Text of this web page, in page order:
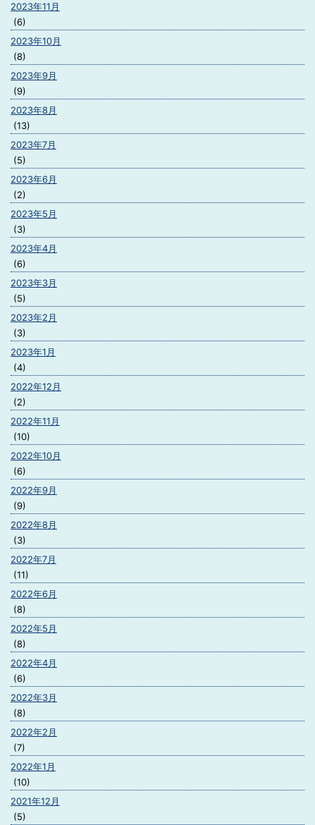
2023年11月
(6)
2023年10月
(8)
2023年9月
(9)
2023年8月
(13)
2023年7月
(5)
2023年6月
(2)
2023年5月
(3)
2023年4月
(6)
2023年3月
(5)
2023年2月
(3)
2023年1月
(4)
2022年12月
(2)
2022年11月
(10)
2022年10月
(6)
2022年9月
(9)
2022年8月
(3)
2022年7月
(11)
2022年6月
(8)
2022年5月
(8)
2022年4月
(6)
2022年3月
(8)
2022年2月
(7)
2022年1月
(10)
2021年12月
(5)